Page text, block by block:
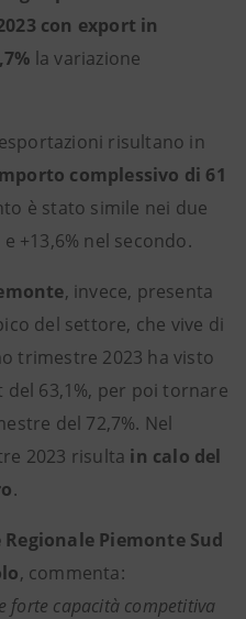
con export in
la variazione
risultano in
complessivo di 61
è stato simile nei due
+13,6% nel secondo.
, invece, presenta
del settore, che vive di
trimestre 2023 ha visto
del 63,1%, per poi tornare
del 72,7%. Nel
2023 risulta in calo del
.
Piemonte Sud
, commenta:
forte capacità competitiva